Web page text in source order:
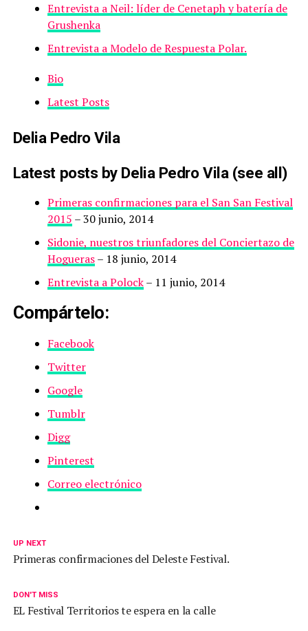
Entrevista a Neil: líder de Cenetaph y batería de
Grushenka
Entrevista a Modelo de Respuesta Polar.
Bio
Latest Posts
Delia Pedro Vila
Latest posts by Delia Pedro Vila (see all)
Primeras confirmaciones para el San San Festival
2015 – 30 junio, 2014
Sidonie, nuestros triunfadores del Conciertazo de
Hogueras– 18 junio, 2014
Entrevista a Polock– 11 junio, 2014
Compártelo:
Facebook
Twitter
Google
Tumblr
Digg
Pinterest
Correo electrónico
UP NEXT
Primeras confirmaciones del Deleste Festival.
DON'T MISS
EL Festival Territorios te espera en la calle